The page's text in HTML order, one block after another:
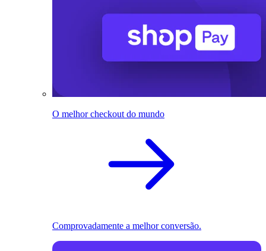
O melhor checkout do mundo
Comprovadamente a melhor conversão.